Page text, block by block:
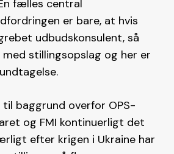
fælles central
er bare, at hvis
udbudskonsulent, så
stillingsopslag og her er
baggrund overfor OPS-
og FMI kontinuerligt det
efter krigen i Ukraine har